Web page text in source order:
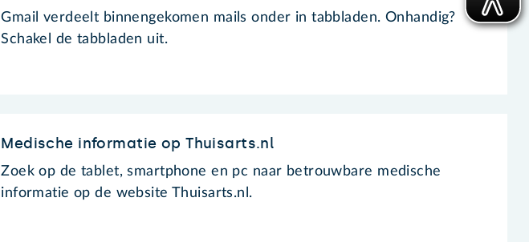
Gmail verdeelt binnengekomen mails onder in tabbladen. Onhandig?
Schakel de tabbladen uit.
Medische informatie op Thuisarts.nl
Zoek op de tablet, smartphone en pc naar betrouwbare medische
informatie op de website Thuisarts.nl.